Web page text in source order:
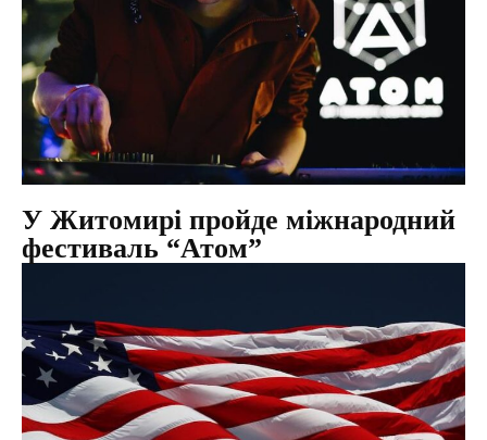
У Житомирі пройде міжнародний
фестиваль “Атом”